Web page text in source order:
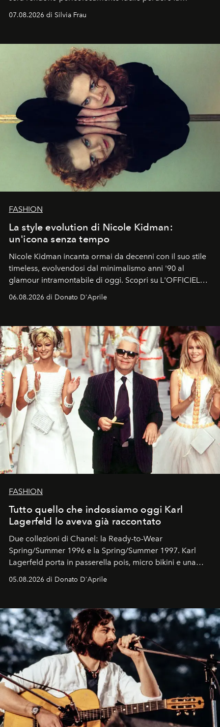
07.08.2026 di Silvia Frau
FASHION
La style evolution di Nicole Kidman:
un'icona senza tempo
Nicole Kidman incanta ormai da decenni con il suo stile
timeless, evolvendosi dal minimalismo anni '90 al
glamour intramontabile di oggi. Scopri su L'OFFICIEL
06.08.2026 di Donato D'Aprile
FASHION
Tutto quello che indossiamo oggi Karl
Lagerfeld lo aveva già raccontato
Due collezioni di Chanel: la Ready-to-Wear
Spring/Summer 1996 e la Spring/Summer 1997. Karl
Lagerfeld porta in passerella pois, micro bikini e una
Kate, Claudia e Carla una dietro l'altra. Trent'anni dopo,
uno dei documenti più contemporanei che abbiamo.
05.08.2026 di Donato D'Aprile